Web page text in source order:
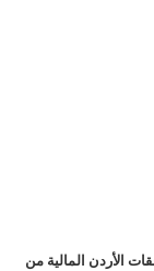
الأردن المالية من